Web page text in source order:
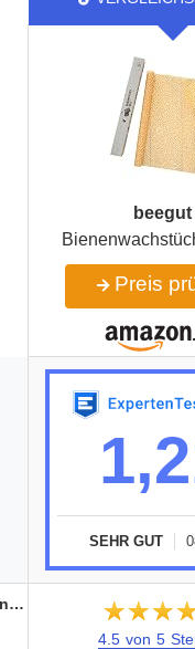
beegut
Preis
SEHR GUT
4.5 von 5
Kundenbewertungen